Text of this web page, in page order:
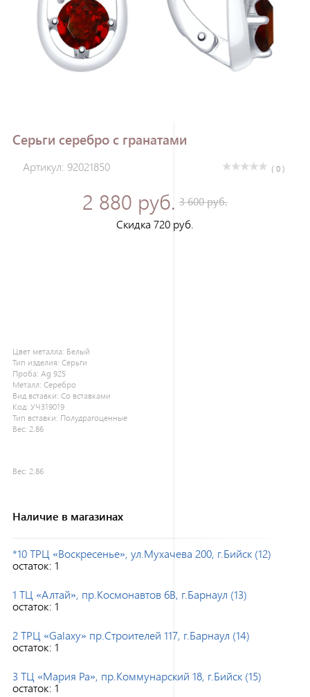
Серьги серебро с гранатами
Артикул: 92021850 ( 0 )
2 880 руб. 3 600 руб.
Скидка 720 руб.
Цвет металла: Белый
Тип изделия: Серьги
Проба: Ag 925
Металл: Серебро
Вид вставки: Со вставками
Код: УЧ319019
Тип вставки: Полудрагоценные
Вес: 2.86
Вес: 2.86
Наличие в магазинах
*10 ТРЦ «Воскресенье», ул.Мухачева 200, г.Бийск (12)
остаток: 1
1 ТЦ «Алтай», пр.Космонавтов 6В, г.Барнаул (13)
остаток: 1
2 ТРЦ «Galaxy» пр.Строителей 117, г.Барнаул (14)
остаток: 1
3 ТЦ «Мария Ра», пр.Коммунарский 18, г.Бийск (15)
остаток: 1
Зарегистрироваться